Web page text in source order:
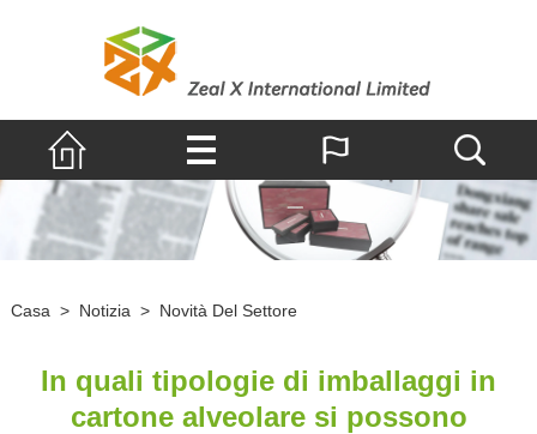
Casa > Notizia > Novità Del Settore
In quali tipologie di imballaggi in
cartone alveolare si possono